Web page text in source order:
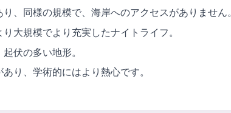
、同様の規模で、海岸へのアクセスがありません。
大規模でより充実したナイトライフ。
伏の多い地形。
り、学術的にはより熱心です。